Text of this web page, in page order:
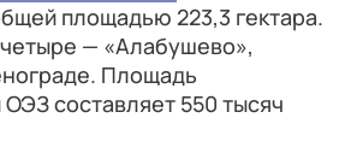
площадью 223,3 гектара.
— «Алабушево»,
Площадь
составляет 550 тысяч